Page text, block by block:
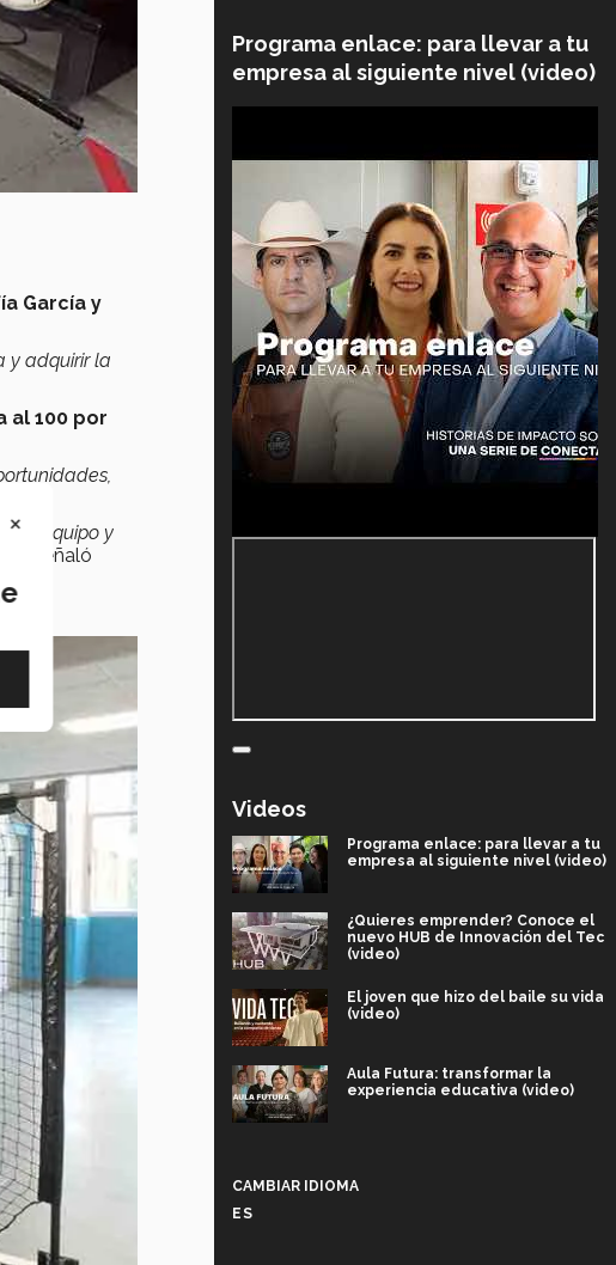
García y
y adquirir la
al 100 por
al equipo y
”, señaló
Programa enlace: para llevar a tu
empresa al siguiente nivel (video)
Videos
Programa enlace: para llevar a tu
empresa al siguiente nivel (video)
¿Quieres emprender? Conoce el
nuevo HUB de Innovación del Tec
(video)
El joven que hizo del baile su vida
(video)
Aula Futura: transformar la
experiencia educativa (video)
CAMBIAR IDIOMA
ES
×